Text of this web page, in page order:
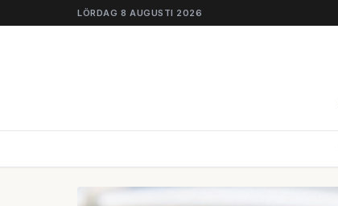
LÖRDAG 8 AUGUSTI 2026